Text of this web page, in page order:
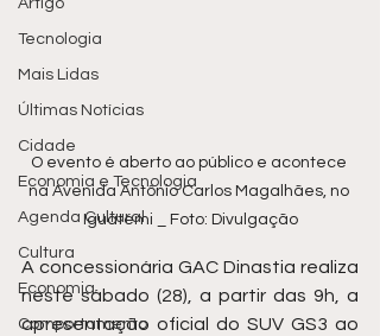
Artigo
Tecnologia
Mais Lidas
Últimas Notícias
Cidade
Economia e Tecnologia
Agenda Cultural
Cultura
Economia
Comportamento
O evento é aberto ao público e acontece
na Avenida Antônio Carlos Magalhães, no
Iguatemi _ Foto: Divulgação
A concessionária GAC Dinastia realiza
neste sábado (28), a partir das 9h, a
apresentação oficial do SUV GS3 ao